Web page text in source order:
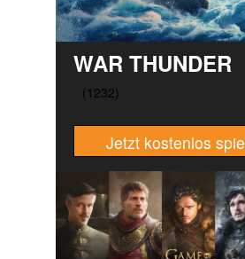
WAR THUNDER
Jetzt kostenlos